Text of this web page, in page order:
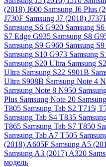
(2018) J600 Samsung J6 Plus
J730F Samsung J7 (2018)
Samsung S6 G920 Samsung
S7 Edge G935 Samsung S8
Samsung S9 G960 Samsung
Samsung S10 G973 Samsung
Samsung S20 Ultra Samsung
Ultra Samsung S22 S901B
Ultra S908B Samsung Note 4
Samsung Note 8 N950
Plus Samsung Note 20
T805 Samsung Tab S2 T715|
Samsung Tab S4 T835
T865 Samsung Tab S7 T850
Samsung Tab A7 T505
(2018) A605F Samsung A5
Samsung A3 (2017) A320
модель